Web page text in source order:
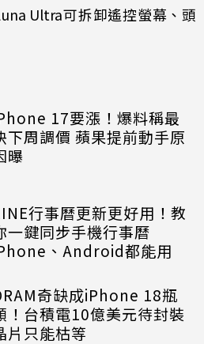
Ultra可拆卸遙控螢幕、頭
17要漲！爆料稱最
下周調價 蘋果提前動手原
曝
行事曆更新更好用！教
一鍵同步手機行事曆
、Android都能用
奇缺成iPhone 18瓶
！台積電10億美元待封裝
片只能枯等